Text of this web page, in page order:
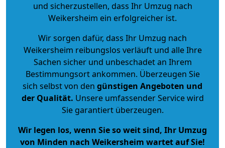
und sicherzustellen, dass Ihr Umzug nach
Weikersheim ein erfolgreicher ist.
Wir sorgen dafür, dass Ihr Umzug nach
Weikersheim reibungslos verläuft und alle Ihre
Sachen sicher und unbeschadet an Ihrem
Bestimmungsort ankommen. Überzeugen Sie
sich selbst von den günstigen Angeboten und
der Qualität. Unsere umfassender Service wird
Sie garantiert überzeugen.
Wir legen los, wenn Sie so weit sind, Ihr Umzug
von Minden nach Weikersheim wartet auf Sie!